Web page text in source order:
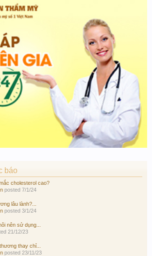
báo
cholesterol cao?
posted 7/1/24
lâu lành?...
posted 3/1/24
nên sử dụng...
21/12/23
thay chỉ...
posted 23/11/23